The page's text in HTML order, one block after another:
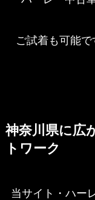
ご試着も可能
神奈川県に広
トワーク
当サイト・ハー